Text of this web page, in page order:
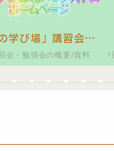
「親の学び場」講習会・勉強会
会・勉強会の概要/資料